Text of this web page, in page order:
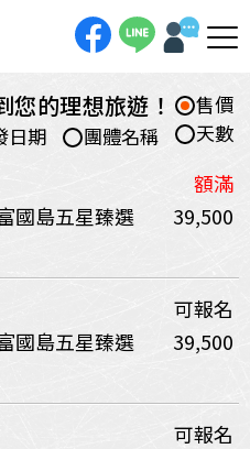
您的理想旅遊！
售價
天數
團體名稱
日期
額滿
國島五星臻選
39,500
可報名
國島五星臻選
39,500
可報名